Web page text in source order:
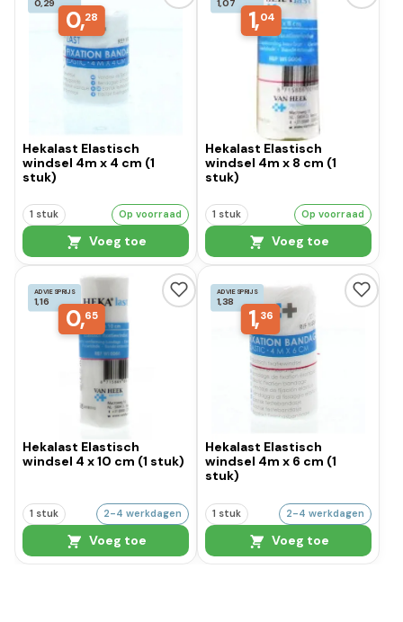
0,28
Hekalast Elastisch
windsel 4m x 4 cm (1
stuk)
1 stuk Op voorraad
Voeg toe
1,04
Hekalast Elastisch
windsel 4m x 8 cm (1
stuk)
1 stuk Op voorraad
Voeg toe
ADVIESPRIJS
1,16
0,65
Hekalast Elastisch
windsel 4 x 10 cm (1 stuk)
1 stuk 2-4 werkdagen
Voeg toe
ADVIESPRIJS
1,38
1,36
Hekalast Elastisch
windsel 4m x 6 cm (1
stuk)
1 stuk 2-4 werkdagen
Voeg toe